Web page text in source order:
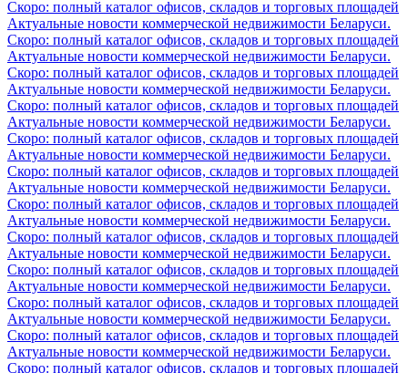
Скоро: полный каталог офисов, складов и торговых площадей
Актуальные новости коммерческой недвижимости Беларуси.
Скоро: полный каталог офисов, складов и торговых площадей
Актуальные новости коммерческой недвижимости Беларуси.
Скоро: полный каталог офисов, складов и торговых площадей
Актуальные новости коммерческой недвижимости Беларуси.
Скоро: полный каталог офисов, складов и торговых площадей
Актуальные новости коммерческой недвижимости Беларуси.
Скоро: полный каталог офисов, складов и торговых площадей
Актуальные новости коммерческой недвижимости Беларуси.
Скоро: полный каталог офисов, складов и торговых площадей
Актуальные новости коммерческой недвижимости Беларуси.
Скоро: полный каталог офисов, складов и торговых площадей
Актуальные новости коммерческой недвижимости Беларуси.
Скоро: полный каталог офисов, складов и торговых площадей
Актуальные новости коммерческой недвижимости Беларуси.
Скоро: полный каталог офисов, складов и торговых площадей
Актуальные новости коммерческой недвижимости Беларуси.
Скоро: полный каталог офисов, складов и торговых площадей
Актуальные новости коммерческой недвижимости Беларуси.
Скоро: полный каталог офисов, складов и торговых площадей
Актуальные новости коммерческой недвижимости Беларуси.
Скоро: полный каталог офисов, складов и торговых площадей